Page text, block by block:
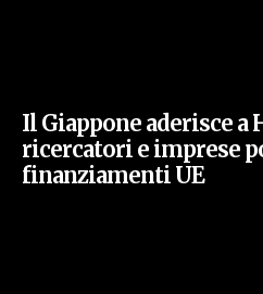
Il Giappone aderisce a
ricercatori e imprese
finanziamenti UE